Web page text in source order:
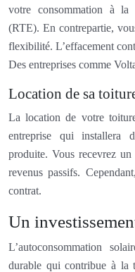
votre consommation à la
(RTE). En contrepartie,
flexibilité. L’effacement
Des entreprises comme
Location de sa
La location de votre
entreprise qui installera
produite. Vous recevrez
revenus passifs.
contrat.
Un
L’autoconsommation
durable qui contribue à la